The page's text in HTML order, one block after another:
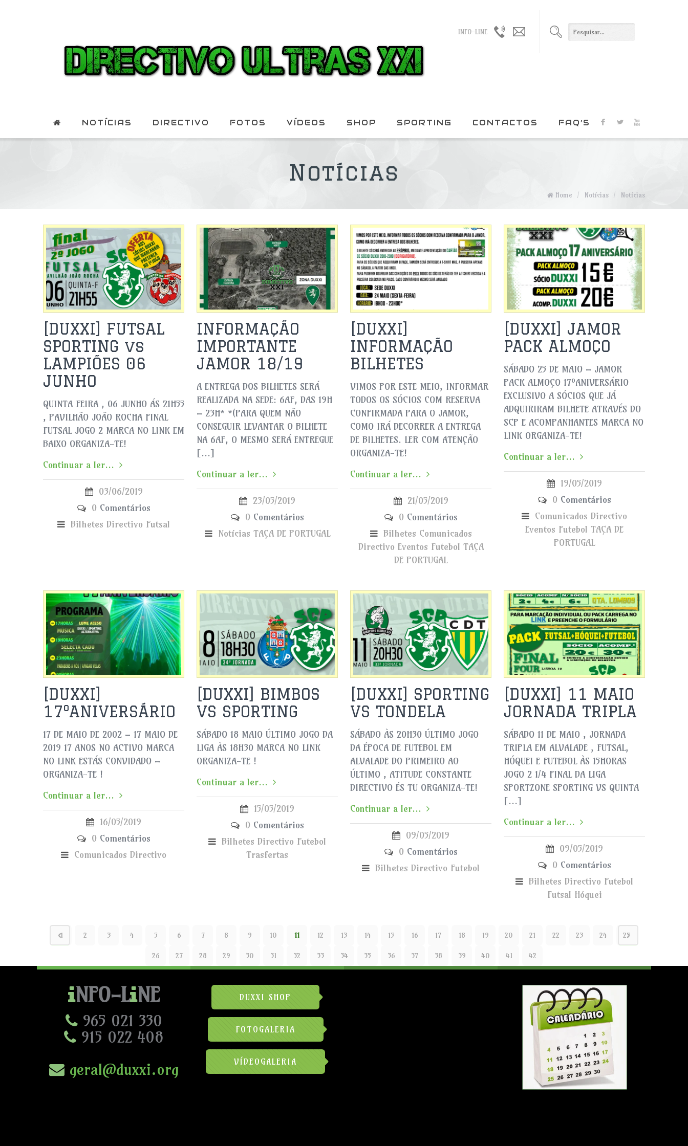
F L X
INFO-LINE
965021330geral@duxxi.org
NOTÍCIAS DIRECTIVO FOTOS VÍDEOS SHOP SPORTING CONTACTOS FAQ’S
Notícias
Home / Notícias / Notícias
[DUXXI] FUTSAL
SPORTING vs
LAMPIÕES 06
JUNHO
QUINTA FEIRA , 06 JUNHO ÁS 21H55
, PAVILHÃO JOÃO ROCHA FINAL
FUTSAL JOGO 2 MARCA NO LINK EM
BAIXO ORGANIZA-TE!
Continuar a ler...
03/06/2019
0 Comentários
Bilhetes Directivo Futsal
INFORMAÇÃO
IMPORTANTE
JAMOR 18/19
A ENTREGA DOS BILHETES SERÁ
REALIZADA NA SEDE: 6AF, DAS 19H
– 23H* *(PARA QUEM NÃO
CONSEGUIR LEVANTAR O BILHETE
NA 6AF, O MESMO SERÁ ENTREGUE
[…]
Continuar a ler...
23/05/2019
0 Comentários
Notícias TAÇA DE PORTUGAL
[DUXXI]
INFORMAÇÃO
BILHETES
VIMOS POR ESTE MEIO, INFORMAR
TODOS OS SÓCIOS COM RESERVA
CONFIRMADA PARA O JAMOR,
COMO IRÁ DECORRER A ENTREGA
DE BILHETES. LER COM ATENÇÃO
ORGANIZA-TE!
Continuar a ler...
21/05/2019
0 Comentários
Bilhetes Comunicados
Directivo Eventos Futebol TAÇA
DE PORTUGAL
[DUXXI] JAMOR
PACK ALMOÇO
SÁBADO 25 DE MAIO – JAMOR
PACK ALMOÇO 17ºANIVERSÁRIO
EXCLUSIVO A SÓCIOS QUE JÁ
ADQUIRIRAM BILHETE ATRAVÉS DO
SCP E ACOMPANHANTES MARCA NO
LINK ORGANIZA-TE!
Continuar a ler...
19/05/2019
0 Comentários
Comunicados Directivo
Eventos Futebol TAÇA DE
PORTUGAL
[DUXXI]
17ºANIVERSÁRIO
17 DE MAIO DE 2002 – 17 MAIO DE
2019 17 ANOS NO ACTIVO MARCA
NO LINK ESTÁS CONVIDADO –
ORGANIZA-TE !
Continuar a ler...
16/05/2019
0 Comentários
Comunicados Directivo
[DUXXI] BIMBOS
VS SPORTING
SÁBADO 18 MAIO ÚLTIMO JOGO DA
LIGA ÀS 18H30 MARCA NO LINK
ORGANIZA-TE !
Continuar a ler...
15/05/2019
0 Comentários
Bilhetes Directivo Futebol
Trasfertas
[DUXXI] SPORTING
VS TONDELA
SÁBADO ÀS 20H30 ÚLTIMO JOGO
DA ÉPOCA DE FUTEBOL EM
ALVALADE DO PRIMEIRO AO
ÚLTIMO , ATITUDE CONSTANTE
DIRECTIVO ÉS TU ORGANIZA-TE!
Continuar a ler...
09/05/2019
0 Comentários
Bilhetes Directivo Futebol
[DUXXI] 11 MAIO
JORNADA TRIPLA
SÁBADO 11 DE MAIO , JORNADA
TRIPLA EM ALVALADE , FUTSAL,
HÓQUEI E FUTEBOL ÀS 15HORAS
JOGO 2 1/4 FINAL DA LIGA
SPORTZONE SPORTING VS QUINTA
[…]
Continuar a ler...
09/05/2019
0 Comentários
Bilhetes Directivo Futebol
Futsal Hóquei
1 2 3 4 5 6 7 8 9 10 11 12 13 14 15 16 17 18 19 20 21 22 23 24 25
26 27 28 29 30 31 32 33 34 35 36 37 38 39 40 41 42
NFO-L NE
965 021 330
915 022 408
geral@duxxi.org
DUXXI SHOP
FOTOGALERIA
VÍDEOGALERIA